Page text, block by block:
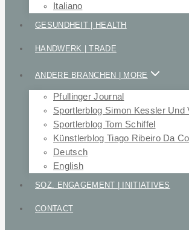
Italiano
GESUNDHEIT | HEALTH
HANDWERK | TRADE
ANDERE BRANCHEN | MORE
Pfullinger Journal
Sportlerblog Simon Kessler Und
Sportlerblog Tom Schiffel
Künstlerblog Tiago Ribeiro Da
Deutsch
English
SOZ. ENGAGEMENT | INITIATIVES
CONTACT